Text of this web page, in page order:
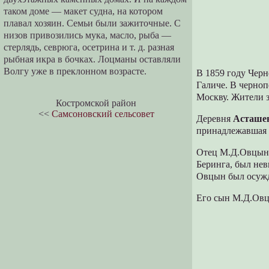
В 1859 году
Галиче. В
Москву. Жители
Деревня
Отец
Беринга, был
Овцын был
Его сын
таком доме — макет судна, на котором
плавал хозяин. Семьи были зажиточные. С
низов привозились мука, масло, рыба —
стерлядь, севрюга, осетрина и т. д. разная
рыбная икра в бочках. Лоцманы оставляли
Волгу уже в преклонном возрасте.
Костромской район
<< Самсоновский сельсовет